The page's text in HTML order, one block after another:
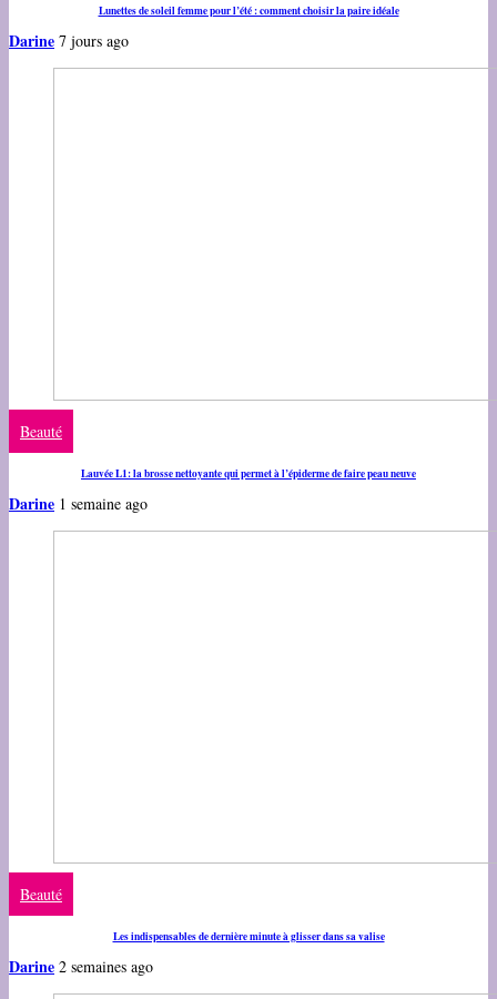
Lunettes de soleil femme pour l’été : comment choisir la paire idéale
Darine 7 jours ago
Beauté
Lauvée L1: la brosse nettoyante qui permet à l’épiderme de faire peau neuve
Darine 1 semaine ago
Beauté
Les indispensables de dernière minute à glisser dans sa valise
Darine 2 semaines ago